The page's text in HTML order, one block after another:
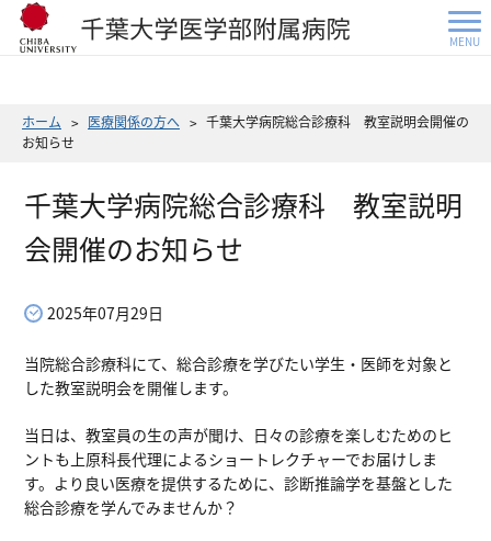
MENU
ホーム 医療関係の方へ
千葉大学病院総合診療科 教室説明会開催の
お知らせ
千葉大学病院総合診療科 教室説明
会開催のお知らせ
2025年07月29日
当院総合診療科にて、総合診療を学びたい学生・医師を対象と
した教室説明会を開催します。
当日は、教室員の生の声が聞け、日々の診療を楽しむためのヒ
ントも上原科長代理によるショートレクチャーでお届けしま
す。より良い医療を提供するために、診断推論学を基盤とした
総合診療を学んでみませんか？